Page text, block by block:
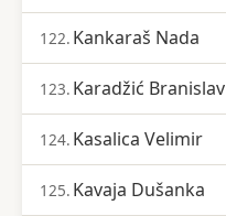
122. Kankaraš Nada
123. Karadžić Branislav
124. Kasalica Velimir
125. Kavaja Dušanka